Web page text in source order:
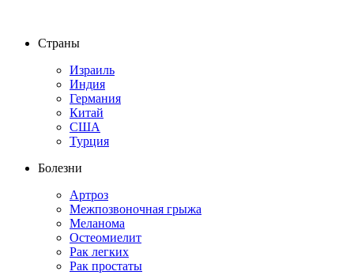
Страны
Израиль
Индия
Германия
Китай
США
Турция
Болезни
Артроз
Межпозвоночная грыжа
Меланома
Остеомиелит
Рак легких
Рак простаты